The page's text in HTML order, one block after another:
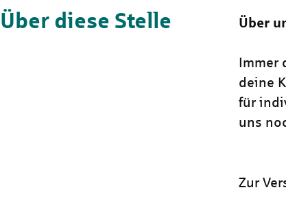
Über diese Stelle Über
Immer
deine
für
uns
Zur